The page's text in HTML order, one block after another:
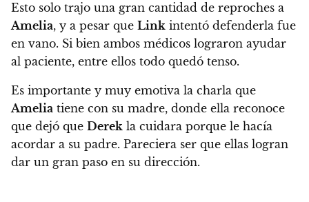
Esto solo trajo una gran cantidad de reproches a
Amelia, y a pesar que Link intentó defenderla fue
en vano. Si bien ambos médicos lograron ayudar
al paciente, entre ellos todo quedó tenso.
Es importante y muy emotiva la charla que
Amelia tiene con su madre, donde ella reconoce
que dejó que Derek la cuidara porque le hacía
acordar a su padre. Pareciera ser que ellas logran
dar un gran paso en su dirección.